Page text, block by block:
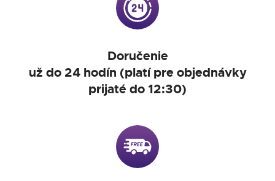
Doručenie
už do 24 hodín (platí pre objednávky
prijaté do 12:30)